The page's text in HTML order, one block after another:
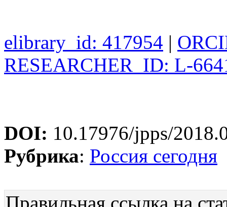
elibrary_id: 417954 |
RESEARCHER_ID: L-
DOI: 10.17976/jpps/
Рубрика: Россия сегодня
Правильная ссылка на